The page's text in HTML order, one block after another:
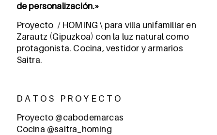
de personalización.»
Proyecto / HOMING \ para villa unifamiliar en
Zarautz (Gipuzkoa) con la luz natural como
protagonista. Cocina, vestidor y armarios
Saitra.
D A T O S P R O Y E C T O
Proyecto @cabodemarcas
Cocina @saitra_homing